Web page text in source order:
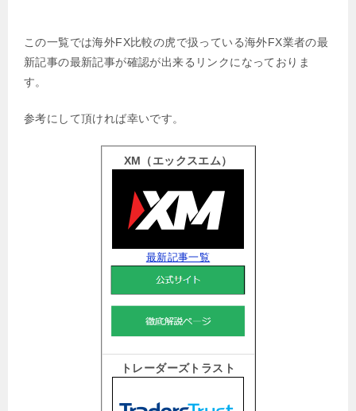
この一覧では海外FX比較の虎で扱っている海外FX業者の最
新記事の最新記事が確認が出来るリンクになっておりま
す。
参考にして頂ければ幸いです。
XM（エックスエム）
最新記事一覧
トレーダーズトラスト